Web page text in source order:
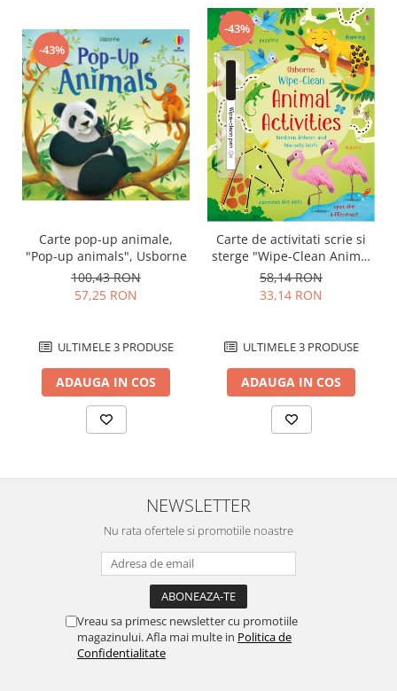
-43%
Carte pop-up animale,
"Pop-up animals", Usborne
100,43 RON
57,25 RON
ULTIMELE 3 PRODUSE
ADAUGA IN COS
-43%
Carte de activitati scrie si
sterge "Wipe-Clean Animal
Activities", reutilizabila,
Usborne
58,14 RON
33,14 RON
ULTIMELE 3 PRODUSE
ADAUGA IN COS
NEWSLETTER
Nu rata ofertele si promotiile noastre
Vreau sa primesc newsletter cu promotiile
magazinului. Afla mai multe in Politica de
Confidentialitate